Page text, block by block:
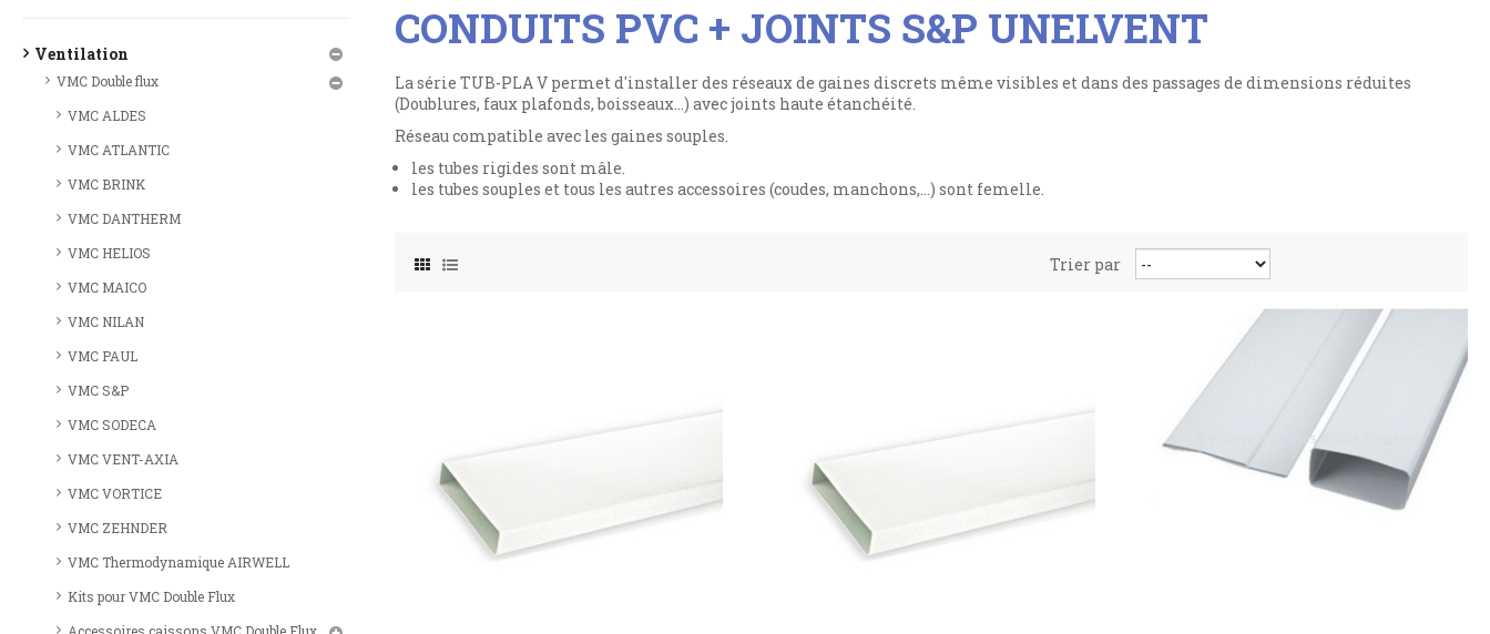
Ventilation
VMC Double flux
VMC ALDES
VMC ATLANTIC
VMC BRINK
VMC DANTHERM
VMC HELIOS
VMC MAICO
VMC NILAN
VMC PAUL
VMC S&P
VMC SODECA
VMC VENT-AXIA
VMC VORTICE
VMC ZEHNDER
VMC Thermodynamique AIRWELL
Kits pour VMC Double Flux
CONDUITS PVC + JOINTS S&P UNELVENT
La série TUB-PLA V permet d'installer des réseaux de gaines discrets même visibles et dans des passages de dimensions réduites
(Doublures, faux plafonds, boisseaux...) avec joints haute étanchéité.
Réseau compatible avec les gaines souples.
les tubes rigides sont mâle.
les tubes souples et tous les autres accessoires (coudes, manchons,...) sont femelle.
Trier par